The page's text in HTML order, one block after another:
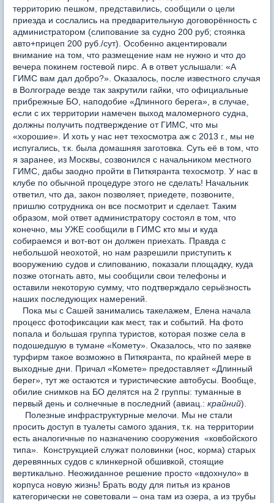
территорию пешком, представились, сообщили о цели
приезда и сослались на предварительную договорённость с
администратором (слипование за судно 200 руб; стоянка
авто+прицеп 200 руб./сут). Особенно акцентировали
внимание на том, что размещение нам не нужно и что до
вечера покинем гостевой пирс. А в ответ услышали: «А
ГИМС вам дал добро?». Оказалось, после известного случая
в Волгограде везде так закрутили гайки, что официальные
прибрежные БО, наподобие «Длинного берега», в случае,
если с их территории намечен выход маломерного судна,
должны получить подтверждение от ГИМС, что мы
«хорошие». И хоть у нас нет техосмотра аж с 2013 г., мы не
испугались, т.к. была домашняя заготовка. Суть её в том, что
я заранее, из Москвы, созвонился с начальником местного
ГИМС, дабы заодно пройти в Питкяранта техосмотр. У нас в
клубе по обычной процедуре этого не сделать! Начальник
ответил, что да, закон позволяет, приедете, позвоните,
пришлю сотрудника он все посмотрит и сделает. Таким
образом, мой ответ администратору состоял в том, что
конечно, мы УЖЕ сообщили в ГИМС кто мы и куда
собираемся и вот-вот он должен приехать. Правда с
небольшой неохотой, но нам разрешили приступить к
вооружению судов и слипованию, показали площадку, куда
позже отогнать авто, мы сообщили свои телефоны и
оставили некоторую сумму, что подтверждало серьёзность
наших последующих намерений.
Пока мы с Сашей занимались такелажем, Елена начала
процесс фотофиксации как мест, так и событий. На фото
попала и большая группа туристов, которая позже села в
подошедшую в тумане «Комету». Оказалось, что по заявке
турфирм такое возможно в Питкяранта, по крайней мере в
выходные дни. Причал «Комете» предоставляет «Длинный
берег», тут же остаются и туристические автобусы. Вообще,
обилие снимков на БО делятся на 2 группы: туманные в
первый день и солнечные в последний (авиац.: крайний).
Полезные инфраструктурные мелочи. Мы не стали
просить доступ в туалеты самого здания, т.к. на территории
есть аналогичные по назначению сооружения «ковбойского
типа». Конструкцией служат половинки (нос, корма) старых
деревянных судов с клинкерной обшивкой, стоящие
вертикально. Неожиданное решение просто «вдохнуло» в
корпуса новую жизнь! Брать воду для питья из кранов
категорически не советовали – она там из озера, а из трубы